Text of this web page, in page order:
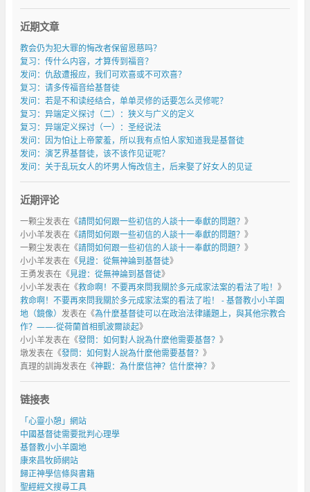
近期文章
教会仍为犯大罪的悔改者保留恩慈吗？
复习：传什么内容，才算传到福音？
发问：仇敌遭报应，我们可欢喜或不可欢喜？
复习：请多传福音给基督徒
发问：若是不和读经结合，单单灵修的话要怎么灵修呢？
复习：异端定义探讨（二）：狭义与广义的定义
复习：异端定义探讨（一）：圣经说法
发问：因为怕让上帝蒙羞，所以我有点怕人家知道我是基督徒
发问：演艺界基督徒，该不该作见证呢？
发问：关于乱玩女人的坏男人悔改信主，后来娶了好女人的见证
近期评论
一颗尘发表在《請問如何跟一些初信的人談十一奉獻的問題？ 》
小小羊发表在《請問如何跟一些初信的人談十一奉獻的問題？ 》
一颗尘发表在《請問如何跟一些初信的人談十一奉獻的問題？ 》
小小羊发表在《見證：從無神論到基督徒》
王勇发表在《見證：從無神論到基督徒》
小小羊发表在《救命啊！不要再來問我關於多元成家法案的看法了啦！ 》
救命啊！不要再來問我關於多元成家法案的看法了啦！ - 基督教小小羊園
地（鏡像） 发表在《為什麼基督徒可以在政治法律議題上，與其他宗教合
作？——-從荷蘭首相凱波爾談起》
小小羊发表在《發問：如何對人說為什麼他需要基督？ 》
墩发表在《發問：如何對人說為什麼他需要基督？ 》
真理的訓誨发表在《神觀：為什麼信神？信什麼神？ 》
链接表
「心靈小憩」網站
中國基督徒需要批判心理學
基督教小小羊園地
康來昌牧師網站
歸正神學信條與書籍
聖經經文搜尋工具